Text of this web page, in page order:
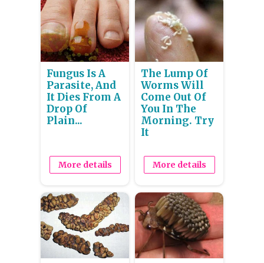
Fungus Is A
Parasite, And
It Dies From A
Drop Of
Plain...
More details
The Lump Of
Worms Will
Come Out Of
You In The
Morning. Try
It
More details